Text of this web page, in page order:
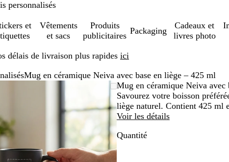
personnalisés
et
Vêtements
et sacs
Produits
publicitaires
Packaging
Cadeaux et
livres photo
délais de livraison plus rapides ici
Mug en céramique Neiva avec base en liège – 425 ml
pour
zoomer
Mug en céramique Neiva avec
Savourez votre boisson
liège naturel. Contient 425 ml
Voir les détails
Quantité